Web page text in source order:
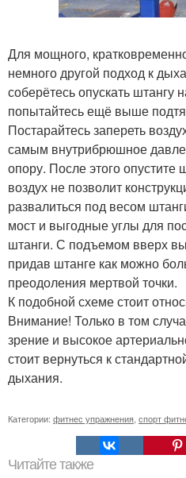
Для мощного,
немного другой подход к
соберётесь опускать штангу
попытайтесь ещё выше
Постарайтесь запереть
самым внутрибрюшное
опору. После этого опустите
воздух не позволит
развалиться под весом
мост и выгодные углы для
штанги. С подъемом вверх
придав штанге как можно
преодоления мертвой точки.
К подобной схеме стоит
Внимание! Только в том
зрение и высокое
стоит вернуться к
дыхания.
Категории: фитнес упражнения спорт
Читайте также